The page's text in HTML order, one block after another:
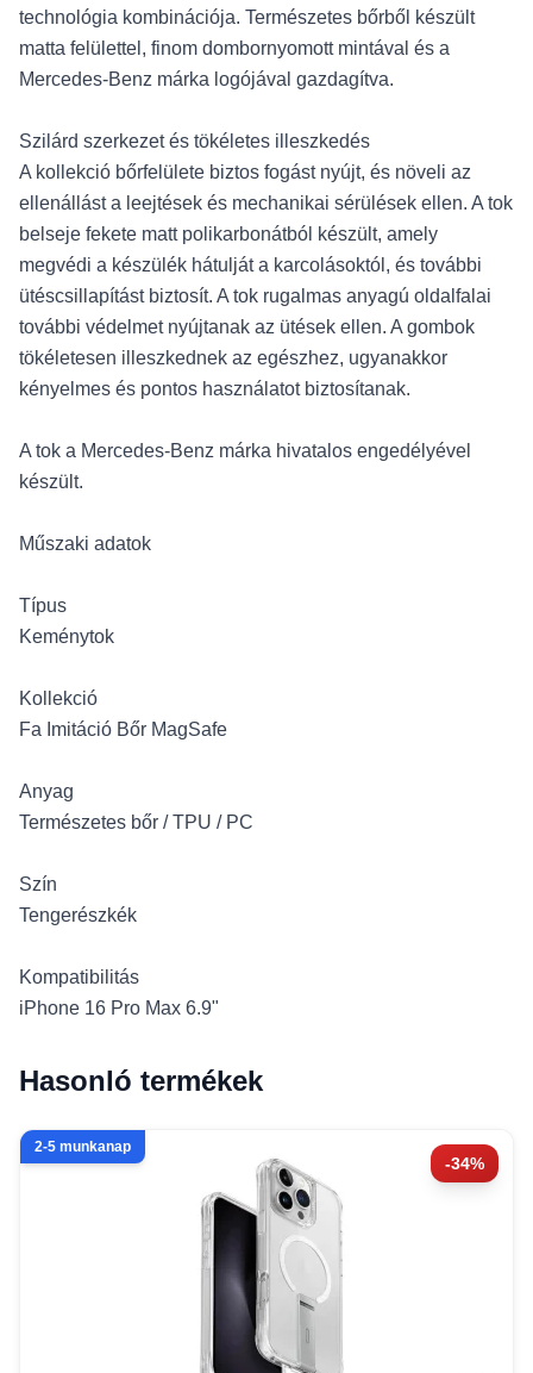
technológia kombinációja. Természetes bőrből készült
matta felülettel, finom dombornyomott mintával és a
Mercedes-Benz márka logójával gazdagítva.
Szilárd szerkezet és tökéletes illeszkedés
A kollekció bőrfelülete biztos fogást nyújt, és növeli az
ellenállást a leejtések és mechanikai sérülések ellen. A tok
belseje fekete matt polikarbonátból készült, amely
megvédi a készülék hátulját a karcolásoktól, és további
ütéscsillapítást biztosít. A tok rugalmas anyagú oldalfalai
további védelmet nyújtanak az ütések ellen. A gombok
tökéletesen illeszkednek az egészhez, ugyanakkor
kényelmes és pontos használatot biztosítanak.
A tok a Mercedes-Benz márka hivatalos engedélyével
készült.
Műszaki adatok
Típus
Keménytok
Kollekció
Fa Imitáció Bőr MagSafe
Anyag
Természetes bőr / TPU / PC
Szín
Tengerészkék
Kompatibilitás
iPhone 16 Pro Max 6.9"
Hasonló termékek
-34%
2-5 munkanap